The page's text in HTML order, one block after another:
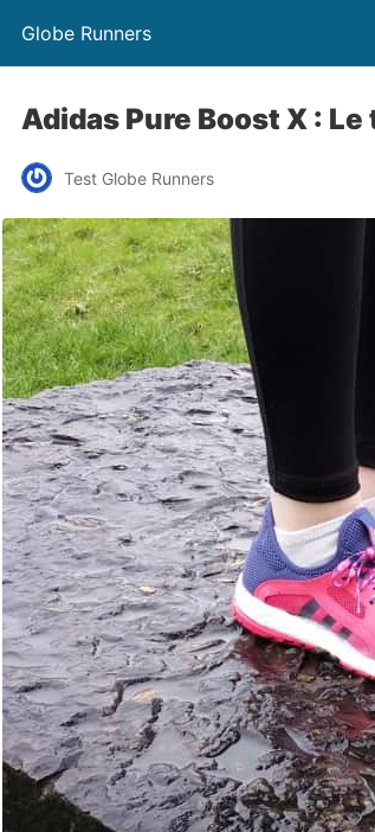
Globe Runners
Adidas Pure Boost X :
Test Globe Runners